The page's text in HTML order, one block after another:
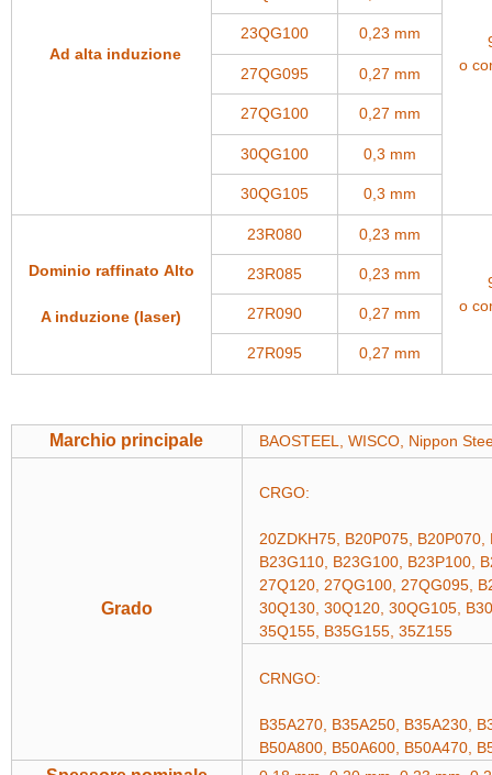
Ad alta induzione
o
23QG100 0,23 mm
27QG095 0,27 mm
27QG100 0,27 mm
30QG100 0,3 mm
30QG105 0,3 mm
Dominio raffinato Alto
A induzione (laser)
23R080 0,23 mm
o
23R085 0,23 mm
27R090 0,27 mm
27R095 0,27 mm
Marchio principale BAOSTEEL, WISCO, Nippon
Grado
CRGO:
20ZDKH75, B20P075, B20P070,
B23G110, B23G100, B23P100,
27Q120, 27QG100, 27QG095,
30Q130, 30Q120, 30QG105,
35Q155, B35G155, 35Z155
CRNGO:
B35A270, B35A250, B35A230,
B50A800, B50A600, B50A470,